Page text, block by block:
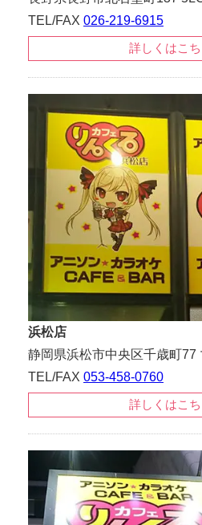
TEL/FAX 026-219-6915
詳しくはこ
浜松店
静岡県浜松市中央区千歳町77
TEL/FAX 053-458-0760
詳しくはこ